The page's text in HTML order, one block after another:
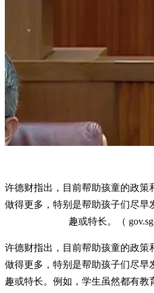
许德财指出，目前帮助孩童的政策
做得更多，特别是帮助孩子们尽早
趣或特长。（
许德财指出，目前帮助孩童的政策
做得更多，特别是帮助孩子们尽早
趣或特长。例如，学生虽然都有教